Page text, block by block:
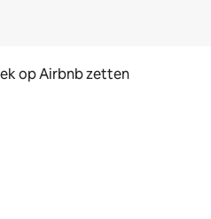
op Airbnb zetten